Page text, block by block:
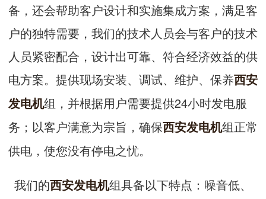
备，还会帮助客户设计和实施集成方案，满足客
户的独特需要，我们的技术人员会与客户的技术
人员紧密配合，设计出可靠、符合经济效益的供
电方案。提供现场安装、调试、维护、保养西安
发电机组，并根据用户需要提供24小时发电服
务；以客户满意为宗旨，确保西安发电机组正常
供电，使您没有停电之忧。
我们的西安发电机组具备以下特点：噪音低、